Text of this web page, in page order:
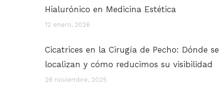
Hialurónico en Medicina Estética
12 enero, 2026
Cicatrices en la Cirugía de Pecho: Dónde se
localizan y cómo reducimos su visibilidad
28 noviembre, 2025